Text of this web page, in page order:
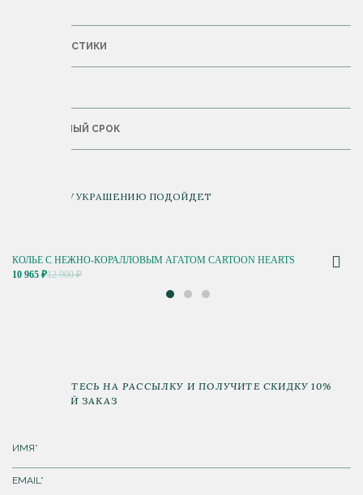
ХАРАКТЕРИСТИКИ
ГАРАНТИЙНЫЙ СРОК
К ДАННОМУ УКРАШЕНИЮ ПОДОЙДЕТ
КОЛЬЕ C НЕЖНО-КОРАЛЛОВЫМ АГАТОМ CARTOON HEARTS
10 965 ₽12 900 ₽
ПОДПИШИТЕСЬ НА РАССЫЛКУ И ПОЛУЧИТЕ СКИДКУ 10%
НА ПЕРВЫЙ ЗАКАЗ